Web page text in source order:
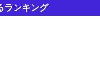
ランキング